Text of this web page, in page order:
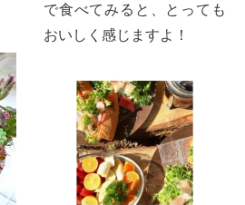
で食べてみると、とっても
おいしく感じますよ！